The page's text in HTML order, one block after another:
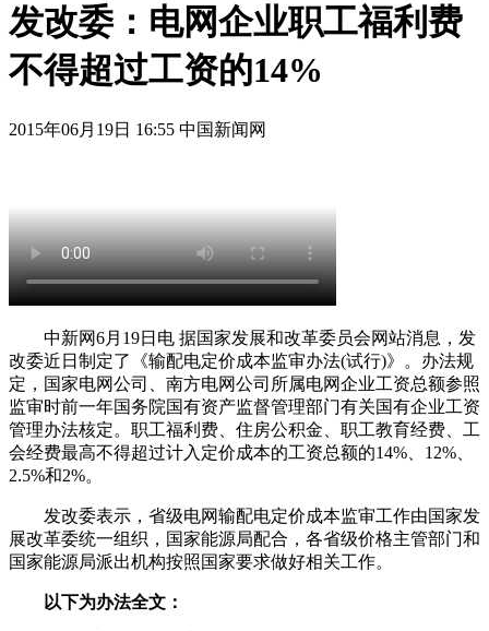
发改委：电网企业职工福利费
不得超过工资的14%
2015年06月19日 16:55 中国新闻网
中新网6月19日电 据国家发展和改革委员会网站消息，发
改委近日制定了《输配电定价成本监审办法(试行)》。办法规
定，国家电网公司、南方电网公司所属电网企业工资总额参照
监审时前一年国务院国有资产监督管理部门有关国有企业工资
管理办法核定。职工福利费、住房公积金、职工教育经费、工
会经费最高不得超过计入定价成本的工资总额的14%、12%、
2.5%和2%。
发改委表示，省级电网输配电定价成本监审工作由国家发
展改革委统一组织，国家能源局配合，各省级价格主管部门和
国家能源局派出机构按照国家要求做好相关工作。
以下为办法全文：